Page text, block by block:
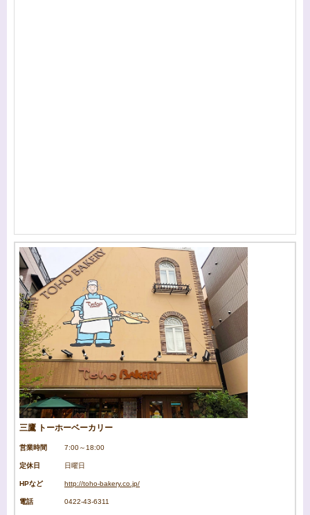
三鷹 トーホーベーカリー
営業時間 7:00～18:00
定休日 日曜日
HPなど http://toho-bakery.co.jp/
電話 0422-43-6311